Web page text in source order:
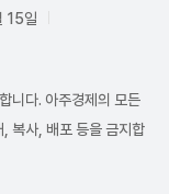
15일
니다. 아주경제의 모든
복사, 배포 등을 금지합